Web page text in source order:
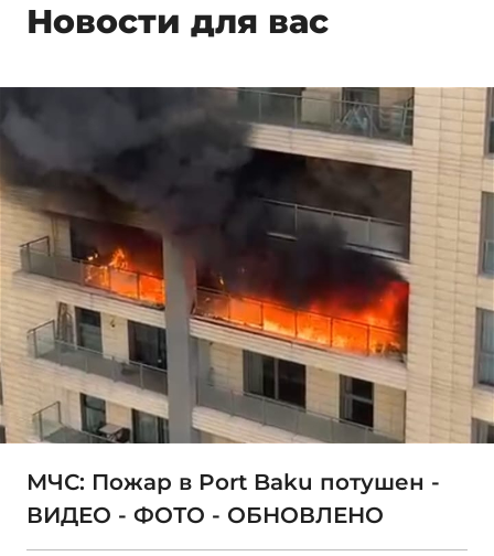
Новости для вас
МЧС: Пожар в Port Baku потушен -
ВИДЕО - ФОТО - ОБНОВЛЕНО